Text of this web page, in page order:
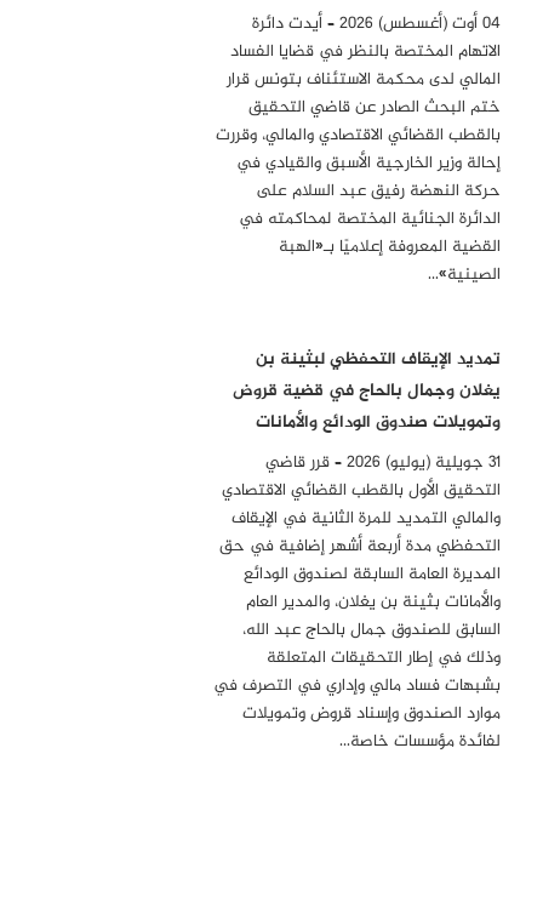
04 أوت (أغسطس) 2026 – أيدت دائرة
الاتهام المختصة بالنظر في قضايا الفساد
المالي لدى محكمة الاستئناف بتونس قرار
ختم البحث الصادر عن قاضي التحقيق
بالقطب القضائي الاقتصادي والمالي، وقررت
إحالة وزير الخارجية الأسبق والقيادي في
حركة النهضة رفيق عبد السلام على
الدائرة الجنائية المختصة لمحاكمته في
القضية المعروفة إعلاميًا بـ«الهبة
الصينية»…
تمديد الإيقاف التحفظي لبثينة بن
يغلان وجمال بالحاج في قضية قروض
وتمويلات صندوق الودائع والأمانات
31 جويلية (يوليو) 2026 – قرر قاضي
التحقيق الأول بالقطب القضائي الاقتصادي
والمالي التمديد للمرة الثانية في الإيقاف
التحفظي مدة أربعة أشهر إضافية في حق
المديرة العامة السابقة لصندوق الودائع
والأمانات بثينة بن يغلان، والمدير العام
السابق للصندوق جمال بالحاج عبد الله،
وذلك في إطار التحقيقات المتعلقة
بشبهات فساد مالي وإداري في التصرف في
موارد الصندوق وإسناد قروض وتمويلات
لفائدة مؤسسات خاصة…